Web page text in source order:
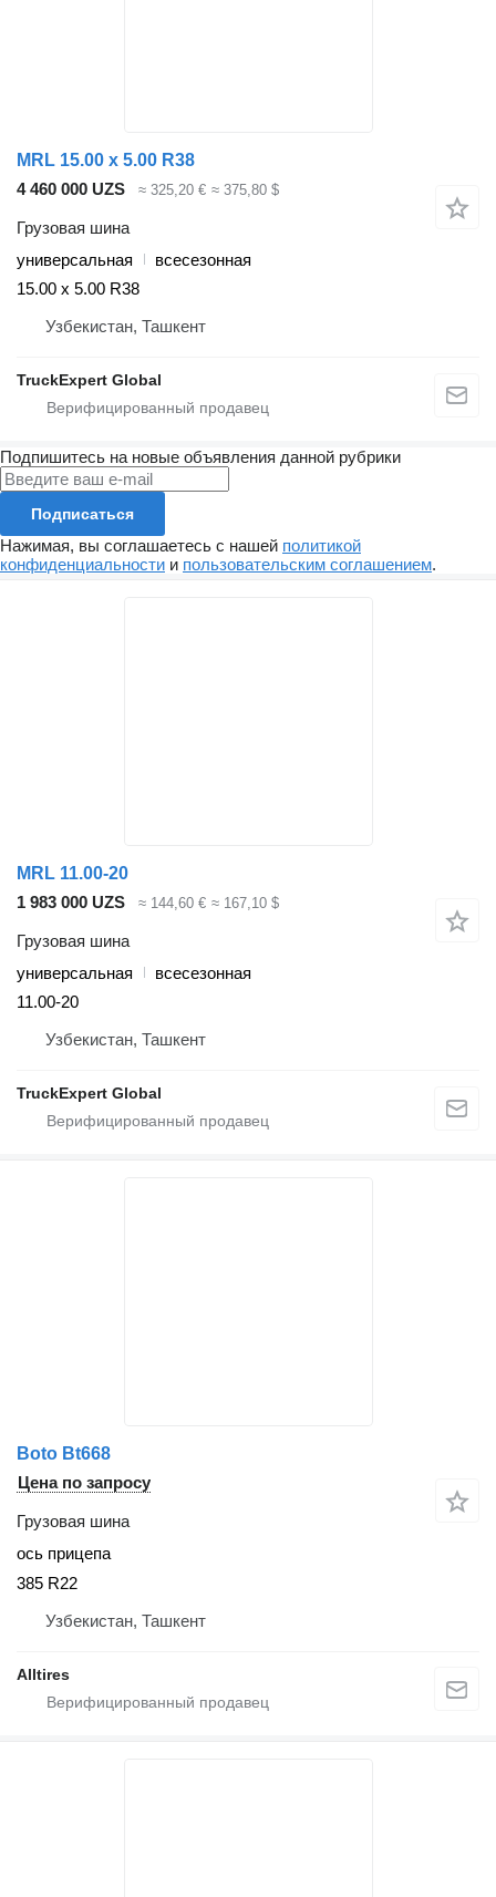
MRL 15.00 x 5.00 R38
4 460 000 UZS
≈ 325,20 € ≈ 375,80 $
Грузовая шина
универсальная
всесезонная
15.00 x 5.00 R38
Узбекистан, Ташкент
TruckExpert Global
Подпишитесь на новые объявления данной рубрики
Подписаться
Нажимая, вы соглашаетесь с нашей политикой
конфиденциальности и пользовательским соглашением.
MRL 11.00-20
1 983 000 UZS
≈ 144,60 € ≈ 167,10 $
Грузовая шина
универсальная
всесезонная
11.00-20
Узбекистан, Ташкент
TruckExpert Global
Boto Bt668
Цена по запросу
Грузовая шина
ось прицепа
385 R22
Узбекистан, Ташкент
Alltires